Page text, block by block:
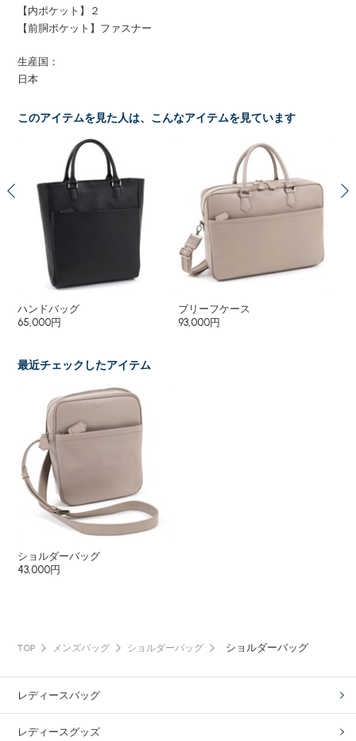
【内ポケット】２
【前胴ポケット】ファスナー
生産国：
日本
このアイテムを見た人は、こんなアイテムを見ています
ハンドバッグ
65,000円
ブリーフケース
93,000円
最近チェックしたアイテム
ショルダーバッグ
43,000円
TOP メンズバッグ ショルダーバッグ ショルダーバッグ
レディースバッグ
レディースグッズ